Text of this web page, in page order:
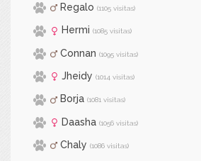
Regalo (1105 visitas)
Hermi (1085 visitas)
Connan (1095 visitas)
Jheidy (1014 visitas)
Borja (1081 visitas)
Daasha (1056 visitas)
Chaly (1086 visitas)